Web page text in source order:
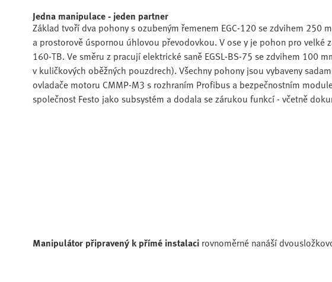
Jedna manipulace - jeden partner
Základ tvoří dva pohony s ozubeným řemenem EGC-120 se zdvihem 250
a prostorově úspornou úhlovou převodovkou. V ose y je pohon pro velké
160-TB. Ve směru z pracují elektrické saně EGSL-BS-75 se zdvihem 100
v kuličkových oběžných pouzdrech). Všechny pohony jsou vybaveny
ovladače motoru CMMP-M3 s rozhraním Profibus a bezpečnostním
společnost Festo jako subsystém a dodala se zárukou funkcí - včetně
Manipulátor připravený k přímé instalaci rovnoměrné nanáší